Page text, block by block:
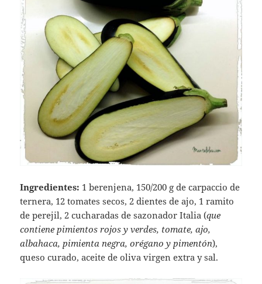
Ingredientes: 1 berenjena, 150/200 g de carpaccio de
ternera, 12 tomates secos, 2 dientes de ajo, 1 ramito
de perejil, 2 cucharadas de sazonador Italia (que
contiene pimientos rojos y verdes, tomate, ajo,
albahaca, pimienta negra, orégano y pimentón),
queso curado, aceite de oliva virgen extra y sal.